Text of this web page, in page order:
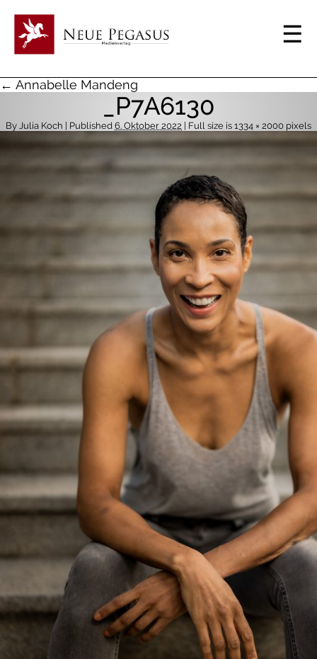
← Annabelle Mandeng
_P7A6130
By Julia Koch | Published 6. Oktober 2022 | Full size is 1334 × 2000 pixels